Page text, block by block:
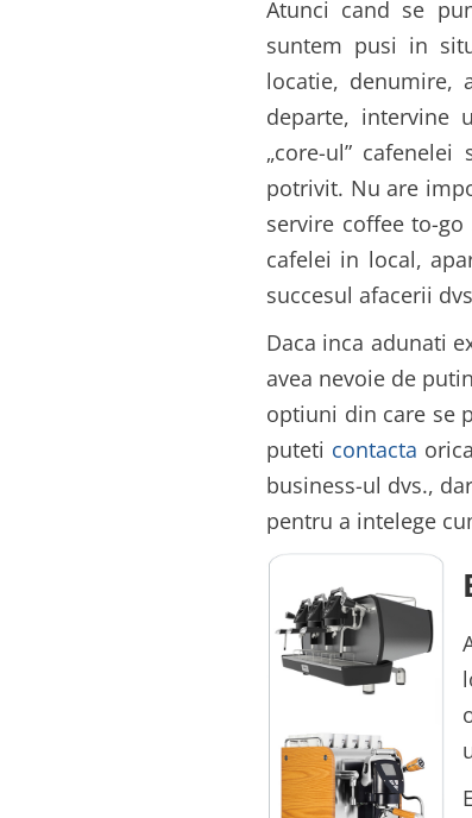
Atunci cand se
suntem pusi in
locatie, denumire,
departe, intervine
„core-ul”
potrivit. Nu are
servire coffee to-
cafelei in local,
succesul afacerii
Daca inca adunati
avea nevoie de
optiuni din care se
puteti contacta
business-ul dvs.,
pentru a intelege